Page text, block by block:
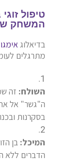
טיפול
המשחק
בדיאלוגאימגו
מתרגלים
השולח: זה
ה"גשר" אל
בסקרנות
המיכל: בן
הדברים ללא